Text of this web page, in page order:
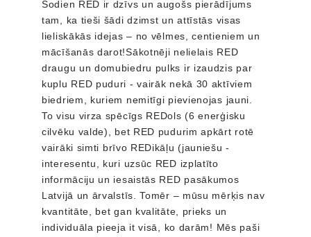
Šodien RED ir dzīvs un augošs pierādījums
tam, ka tieši šādi dzimst un attīstās visas
lieliskākās idejas – no vēlmes, centieniem un
mācīšanās darot!Sākotnēji nelielais RED
draugu un domubiedru pulks ir izaudzis par
kuplu RED puduri - vairāk nekā 30 aktīviem
biedriem, kuriem nemitīgi pievienojas jauni.
To visu virza spēcīgs REDols (6 enerģisku
cilvēku valde), bet RED pudurim apkārt rotē
vairāki simti brīvo REDikāļu (jauniešu -
interesentu, kuri uzsūc RED izplatīto
informāciju un iesaistās RED pasākumos
Latvijā un ārvalstīs. Tomēr – mūsu mērķis nav
kvantitāte, bet gan kvalitāte, prieks un
individuāla pieeja it visā, ko darām! Mēs paši